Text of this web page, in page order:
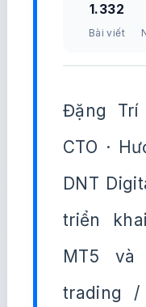
1.332
Bài viết
Đặng
CTO ·
DNT
triển
MT5
trading